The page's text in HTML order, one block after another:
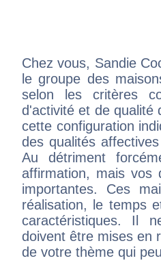
Chez vous, Sandie
le groupe des
selon les critères
d'activité et de qualité
cette configuration
des qualités
Au détriment
affirmation, mais
importantes. Ces
réalisation, le temps
caractéristiques. Il
doivent être mises en
de votre thème qui